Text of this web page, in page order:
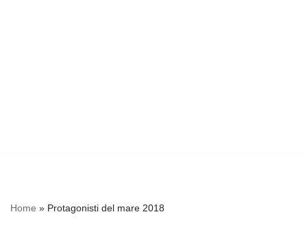
Home » Protagonisti del mare 2018